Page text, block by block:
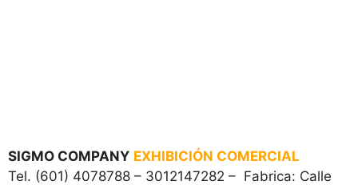
SIGMO COMPANY EXHIBICIÓN COMERCIAL
Tel. (601) 4078788 – 3012147282 – Fabrica: Calle